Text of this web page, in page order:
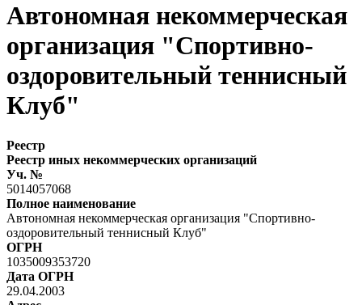
Автономная некоммерческая
организация "Спортивно-
оздоровительный теннисный
Клуб"
Реестр
Реестр иных некоммерческих организаций
Уч. №
5014057068
Полное наименование
Автономная некоммерческая организация "Спортивно-
оздоровительный теннисный Клуб"
ОГРН
1035009353720
Дата ОГРН
29.04.2003